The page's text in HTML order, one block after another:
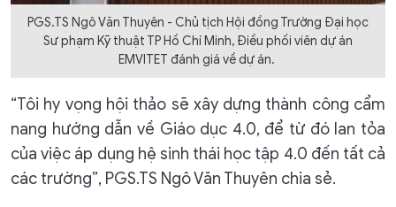
PGS.TS Ngô Văn Thuyên - Chủ tịch Hội đồng Trường Đại học
Sư phạm Kỹ thuật TP Hồ Chí Minh, Điều phối viên dự án
EMVITET đánh giá về dự án.
“Tôi hy vọng hội thảo sẽ xây dựng thành công cẩm
nang hướng dẫn về Giáo dục 4.0, để từ đó lan tỏa
của việc áp dụng hệ sinh thái học tập 4.0 đến tất cả
các trường”, PGS.TS Ngô Văn Thuyên chia sẻ.